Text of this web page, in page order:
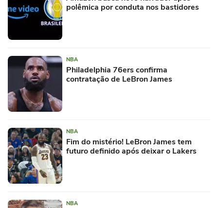
polêmica por conduta nos bastidores
NBA
Philadelphia 76ers confirma
contratação de LeBron James
NBA
Fim do mistério! LeBron James tem
futuro definido após deixar o Lakers
NBA